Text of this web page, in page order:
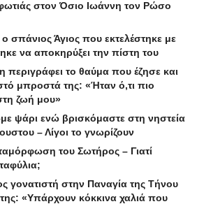
στον Όσιο Ιωάννη τον Ρώσο
ο σπάνιος Άγιος που εκτελέστηκε με
να αποκηρύξει την πίστη του
περιγράφει το θαύμα που έζησε και
μπροστά της: «Ήταν ό,τι πιο
ζωή μου»
ψάρι ενώ βρισκόμαστε στη νηστεία
– Λίγοι το γνωρίζουν
του Σωτήρος – Γιατί
γονατιστή στην Παναγία της Τήνου
«Υπάρχουν κόκκινα χαλιά που